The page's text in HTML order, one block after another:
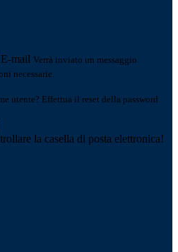
E-mail Verrà inviato un messaggio
necessarie.
utente? Effettua il reset della password
la casella di posta elettronica!